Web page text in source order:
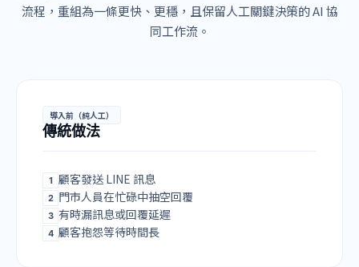
流程，重組為一條更快、更穩，且保留人工關鍵決策的 AI 協
同工作流。
導入前（純人工）
傳統做法
1 顧客發送 LINE 訊息
2 門市人員在忙碌中抽空回覆
3 有時漏訊息或回覆延遲
4 顧客抱怨等待時間長